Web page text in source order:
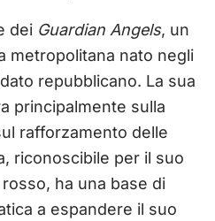
dei Guardian Angels, un
metropolitana nato negli
repubblicano. La sua
principalmente sulla
rafforzamento delle
riconoscibile per il suo
ha una base di
a espandere il suo